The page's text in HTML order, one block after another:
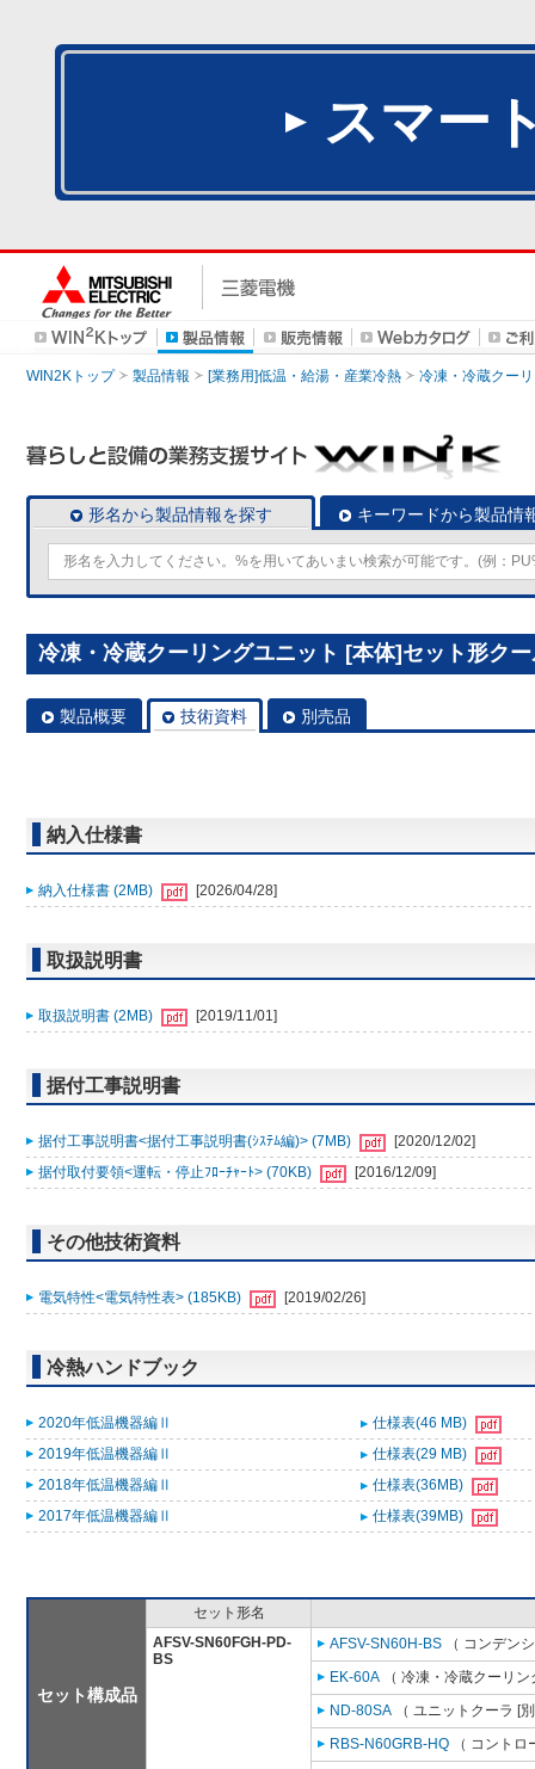
スマー
WIN2Kトップ 製品情報 [業務用]低温・給湯・産業冷熱 冷凍・冷蔵クー
形名から製品情報を探す キーワードから製品情
冷凍・冷蔵クーリングユニット [本体]セット形ク
製品概要 技術資料 別売品
納入仕様書
納入仕様書 (2MB) [2026/04/28]
取扱説明書
取扱説明書 (2MB) [2019/11/01]
据付工事説明書
据付工事説明書<据付工事説明書(ｼｽﾃﾑ編)> (7MB)
[2020/12/02]
据付取付要領<運転・停止ﾌﾛｰﾁｬｰﾄ> (70KB)
[2016/12/09]
その他技術資料
電気特性<電気特性表> (185KB) [2019/02/26]
冷熱ハンドブック
2020年低温機器編Ⅱ
仕様表(46 MB)
2019年低温機器編Ⅱ
仕様表(29 MB)
2018年低温機器編Ⅱ
仕様表(36MB)
2017年低温機器編Ⅱ
仕様表(39MB)
セット構成品
セット形名
AFSV-SN60FGH-PD-
BS
AFSV-SN60H-BS （ コンデン
EK-60A （ 冷凍・冷蔵クーリ
ND-80SA （ ユニットクーラ [
RBS-N60GRB-HQ （ コント